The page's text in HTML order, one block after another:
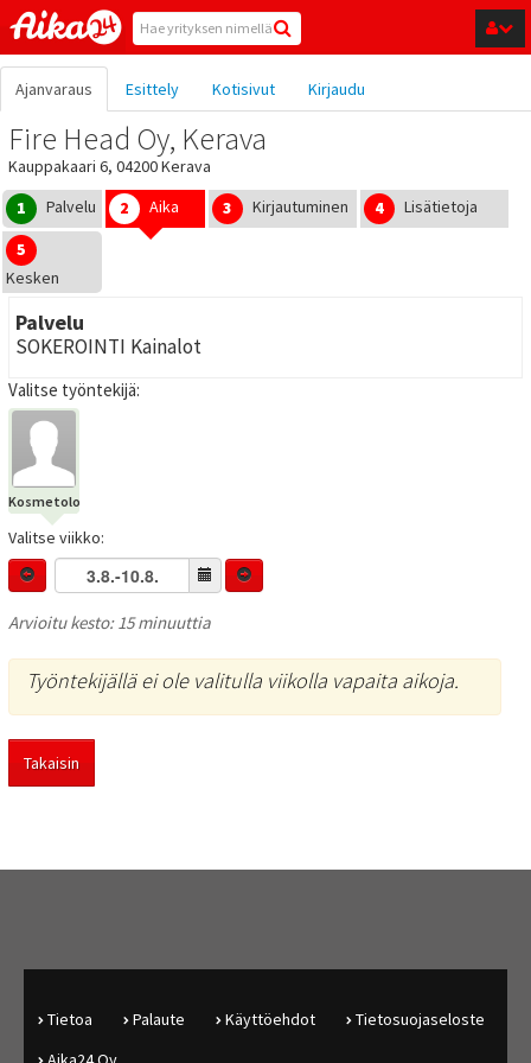
Hyppää pääsisältöön
Ajanvaraus Esittely Kotisivut Kirjaudu
Fire Head Oy, Kerava
Kauppakaari 6, 04200 Kerava
1
Palvelu 2 Aika 3 Kirjautuminen 4
Lisätietoja
5
Kesken
Palvelu
SOKEROINTI Kainalot
Valitse työntekijä:
Kosmetologi
Valitse viikko:
Arvioitu kesto: 15 minuuttia
Työntekijällä ei ole valitulla viikolla vapaita aikoja.
Takaisin
Tietoa Palaute Käyttöehdot
Tietosuojaseloste